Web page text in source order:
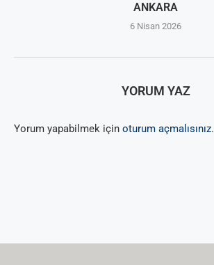
ANKARA
6 Nisan 2026
YORUM YAZ
Yorum yapabilmek için oturum açmalısınız.